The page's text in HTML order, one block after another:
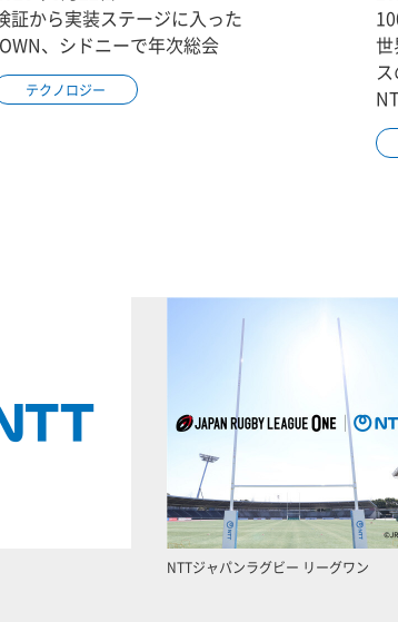
証から実装ステージに入った
、シドニーで年次総会
テクノロジー
NTTジャパンラグビー リーグワン